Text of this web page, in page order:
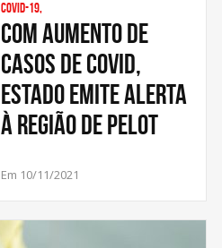
Covid-19,
Com aumento de
casos de Covid,
Estado emite Alerta
à região de Pelot
Em 10/11/2021